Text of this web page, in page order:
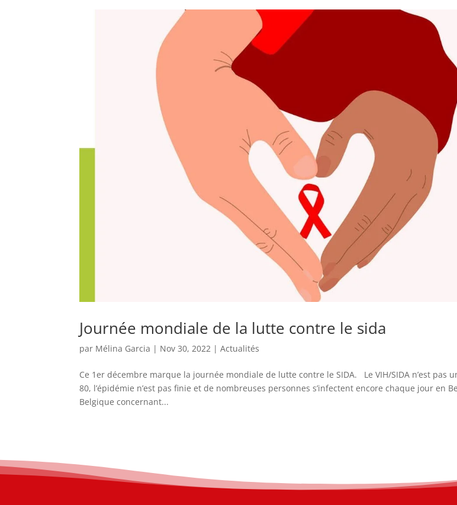
Journée mondiale de la lutte contre le sida
par Mélina Garcia | Nov 30, 2022 |Actualités
Ce 1er décembre marque la journée mondiale de lutte contre le SIDA. Le VIH/SIDA n’est pas
80, l’épidémie n’est pas finie et de nombreuses personnes s’infectent encore chaque jour en
Belgique concernant...